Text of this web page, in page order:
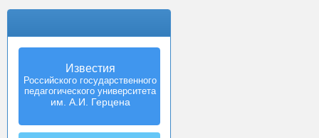
Известия
Российского государственного
педагогического университета
им. А.И. Герцена
Izvestia:
Herzen University
Journal of
Humanities & Sciences